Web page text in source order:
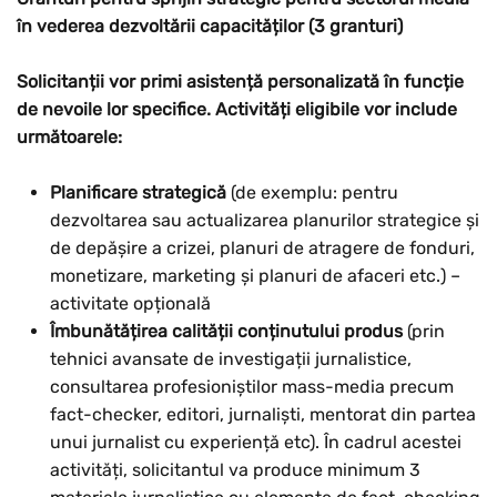
în vederea dezvoltării capacităților (3 granturi)
Solicitanții vor primi asistență personalizată în funcție
de nevoile lor specifice. Activități eligibile vor include
următoarele:
Planificare strategică (de exemplu: pentru
dezvoltarea sau actualizarea planurilor strategice și
de depășire a crizei, planuri de atragere de fonduri,
monetizare, marketing și planuri de afaceri etc.) –
activitate opțională
Îmbunătățirea calității conținutului produs (prin
tehnici avansate de investigații jurnalistice,
consultarea profesioniștilor mass-media precum
fact-checker, editori, jurnaliști, mentorat din partea
unui jurnalist cu experiență etc). În cadrul acestei
activități, solicitantul va produce minimum 3